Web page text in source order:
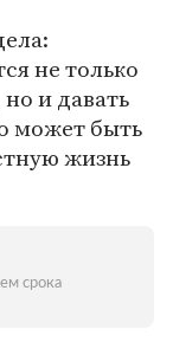
не только
и давать
может быть
жизнь
срока